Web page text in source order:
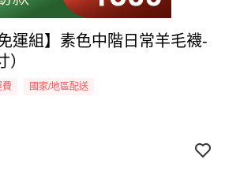
運組】素色中階日常羊毛襪-
費 國家/地區配送